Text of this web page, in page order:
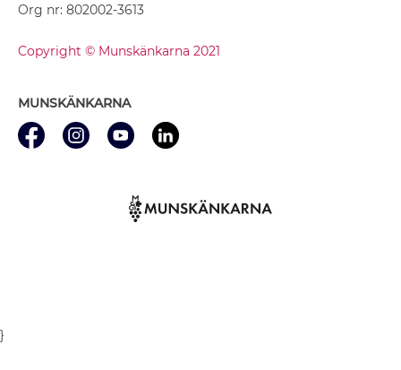
Org nr: 802002-3613
Copyright © Munskänkarna 2021
MUNSKÄNKARNA
}